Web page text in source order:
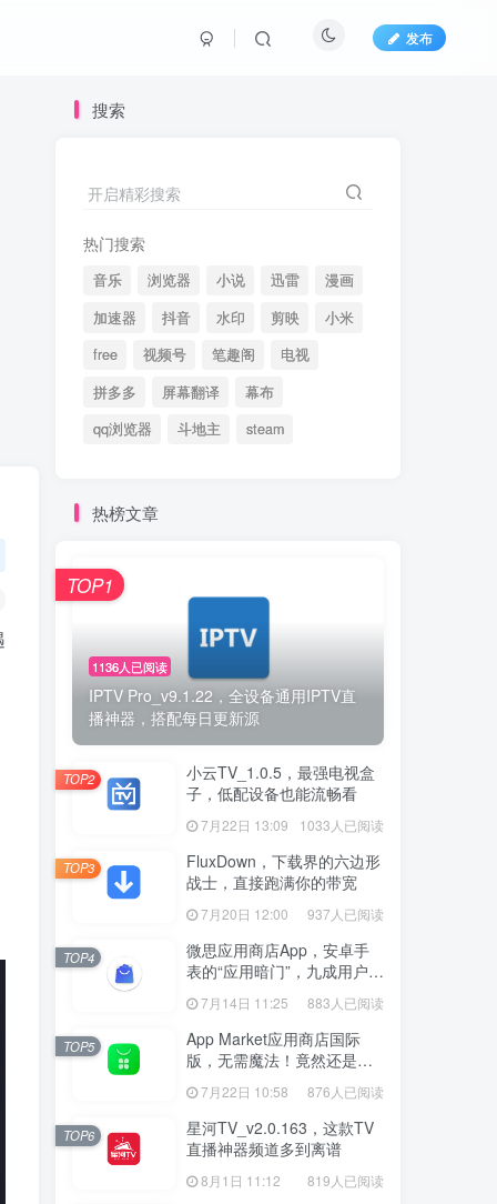
发布
搜索
开启精彩搜索
热门搜索
音乐 浏览器 小说 迅雷
漫画
加速器
抖音 水印 剪映
小米
free
视频号 笔趣阁
电视
拼多多
屏幕翻译
幕布
qq浏览器
斗地主 steam
热榜文章
1136人已阅读
IPTV Pro_v9.1.22，全设备通用IPTV直
播神器，搭配每日更新源
TOP1
小云TV_1.0.5，最强电视盒
子，低配设备也能流畅看
7月22日 13:09 1033人已阅读
TOP2
FluxDown，下载界的六边形
战士，直接跑满你的带宽
7月20日 12:00 937人已阅读
TOP3
微思应用商店App，安卓手
表的“应用暗门”，九成用户还
没发现
7月14日 11:25 883人已阅读
TOP4
App Market应用商店国际
版，无需魔法！竟然还是大
厂出品？
7月22日 10:58 876人已阅读
TOP5
星河TV_v2.0.163，这款TV
直播神器频道多到离谱
8月1日 11:12 819人已阅读
TOP6